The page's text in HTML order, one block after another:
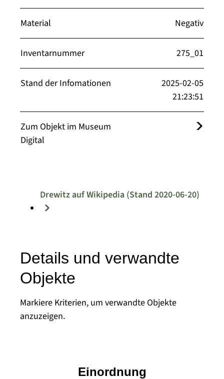
Material Negativ
Inventarnummer 275_01
Stand der Infomationen
2025-02-05
21:23:51
Zum Objekt im Museum
Digital
Drewitz auf Wikipedia (Stand 2020-06-20)
Details und verwandte
Objekte
Markiere Kriterien, um verwandte Objekte
anzuzeigen.
Einordnung